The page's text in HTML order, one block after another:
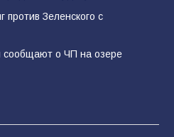
Зеленского с
сообщают о ЧП на озере